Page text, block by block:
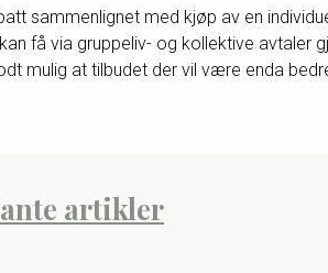
sammenlignet med kjøp av en
få via gruppeliv- og kollektive avtaler
mulig at tilbudet der vil være enda
artikler